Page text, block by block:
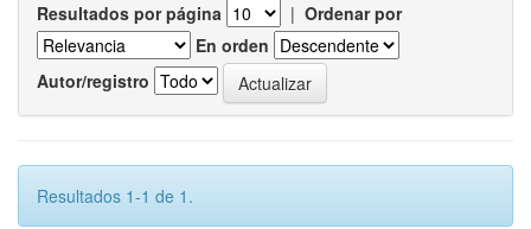
Resultados por página | Ordenar por
En orden
Autor/registro
Resultados 1-1 de 1.